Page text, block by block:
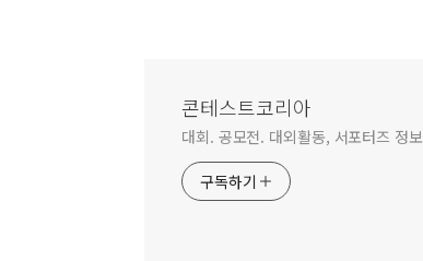
콘테스트코리아
대회. 공모전. 대외활동, 서포터즈 정보
구독하기